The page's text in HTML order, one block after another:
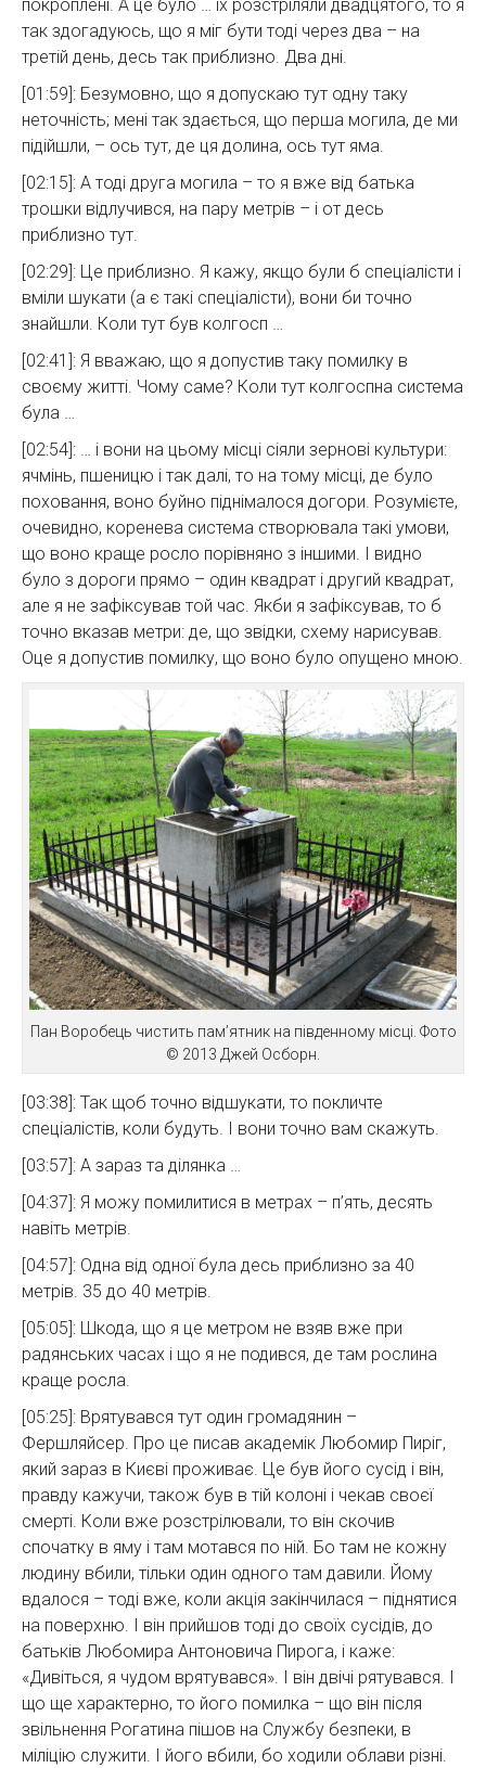
покроплені. А це було … їх розстріляли двадцятого, то я
так здогадуюсь, що я міг бути тоді через два – на
третій день, десь так приблизно. Два дні.
[01:59]: Безумовно, що я допускаю тут одну таку
неточність; мені так здається, що перша могила, де ми
підійшли, – ось тут, де ця долина, ось тут яма.
[02:15]: А тоді друга могила – то я вже від батька
трошки відлучився, на пару метрів – і от десь
приблизно тут.
[02:29]: ​​Це приблизно. Я кажу, якщо були б спеціалісти і
вміли шукати (а є такі спеціалісти), вони би точно
знайшли. Коли тут був колгосп …
[02:41]: Я вважаю, що я допустив таку помилку в
своєму житті. Чому саме? Коли тут колгоспна система
була …
[02:54]: … і вони на цьому місці сіяли зернові культури:
ячмінь, пшеницю і так далі, то на тому місці, де було
поховання, воно буйно піднімалося догори. Розумієте,
очевидно, коренева система створювала такі умови,
що воно краще росло порівняно з іншими. І видно
було з дороги прямо – один квадрат і другий квадрат,
але я не зафіксував той час. Якби я зафіксував, то б
точно вказав метри: де, що звідки, схему нарисував.
Оце я допустив помилку, що воно було опущено мною.
Пан Воробець чистить пам’ятник на південному місці. Фото
© 2013 Джей Осборн.
[03:38]: Так щоб точно відшукати, то покличте
спеціалістів, коли будуть. І вони точно вам скажуть.
[03:57]: А зараз та ділянка …
[04:37]: Я можу помилитися в метрах – п’ять, десять
навіть метрів.
[04:57]: Одна від одної була десь приблизно за 40
метрів. 35 до 40 метрів.
[05:05]: Шкода, що я це метром не взяв вже при
радянських часах і що я не подився, де там рослина
краще росла.
[05:25]: Врятувався тут один громадянин –
Фершляйсер. Про це писав академік Любомир Пиріг,
який зараз в Києві проживає. Це був його сусід і він,
правду кажучи, також був в тій колоні і чекав своєї
смерті. Коли вже розстрілювали, то він скочив
спочатку в яму і там мотався по ній. Бо там не кожну
людину вбили, тільки один одного там давили. Йому
вдалося – тоді вже, коли акція закінчилася – піднятися
на поверхню. І він прийшов тоді до своїх сусідів, до
батьків Любомира Антоновича Пирога, і каже:
«Дивіться, я чудом врятувався». І він двічі рятувався. І
що ще характерно, то його помилка – що він після
звільнення Рогатина пішов на Службу безпеки, в
міліцію служити. І його вбили, бо ходили облави різні.